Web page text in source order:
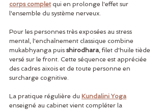
corps complet qui en prolonge l'effet sur
l'ensemble du système nerveux.
Pour les personnes très exposées au stress
mental, l'enchaînement classique combine
mukabhyanga puis shirodhara, filet d'huile tiède
versé sur le front. Cette séquence est appréciée
des cadres aixois et de toute personne en
surcharge cognitive.
La pratique régulière du Kundalini Yoga
enseigné au cabinet vient compléter la